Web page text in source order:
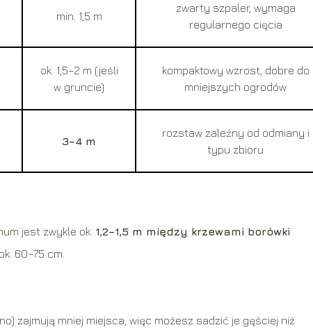
min. 1,5 m
zwarty szpaler, wymaga
regularnego cięcia
ok. 1,5–2 m (jeśli
w gruncie)
kompaktowy wzrost, dobre do
mniejszych ogrodów
3–4 m
rozstaw zależny od odmiany i
typu zbioru
jest zwykle ok. 1,2–1,5 m między krzewami borówki
60–75 cm.
zajmują mniej miejsca, więc możesz sadzić je gęściej niż